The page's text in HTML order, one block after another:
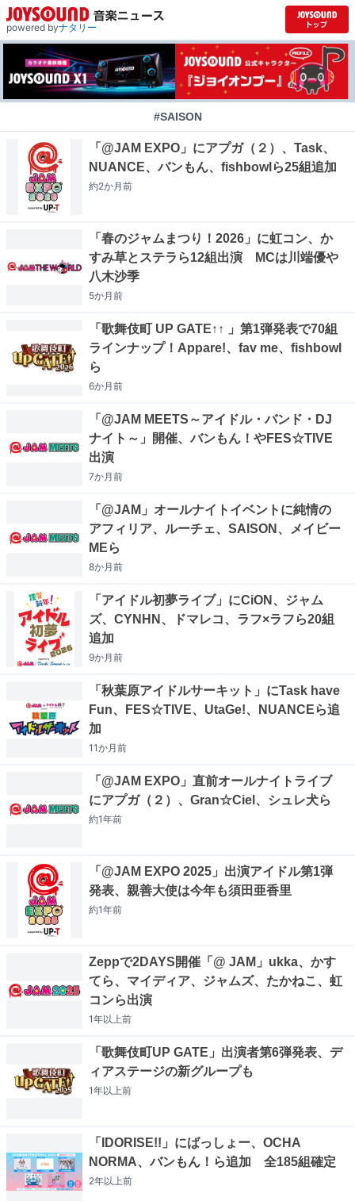
powered byナタリー
#SAISON
「@JAM EXPO」にアプガ（２）、Task、
NUANCE、バンもん、fishbowlら25組追加
約2か月前
「春のジャムまつり！2026」に虹コン、か
すみ草とステラら12組出演 MCは川端優や
八木沙季
5か月前
「歌舞伎町 UP GATE↑↑ 」第1弾発表で70組
ラインナップ！Appare!、fav me、fishbowl
ら
6か月前
「@JAM MEETS～アイドル・バンド・DJ
ナイト～」開催、バンもん！やFES☆TIVE
出演
7か月前
「@JAM」オールナイトイベントに純情の
アフィリア、ルーチェ、SAISON、メイビー
MEら
8か月前
「アイドル初夢ライブ」にCiON、ジャム
ズ、CYNHN、ドマレコ、ラフ×ラフら20組
追加
9か月前
「秋葉原アイドルサーキット」にTask have
Fun、FES☆TIVE、UtaGe!、NUANCEら追
加
11か月前
「@JAM EXPO」直前オールナイトライブ
にアプガ（２）、Gran☆Ciel、シュレ犬ら
約1年前
「@JAM EXPO 2025」出演アイドル第1弾
発表、親善大使は今年も須田亜香里
約1年前
Zeppで2DAYS開催「@ JAM」ukka、かす
てら、マイディア、ジャムズ、たかねこ、虹
コンら出演
1年以上前
「歌舞伎町UP GATE」出演者第6弾発表、デ
ィアステージの新グループも
1年以上前
「IDORISE!!」にばっしょー、OCHA
NORMA、バンもん！ら追加 全185組確定
2年以上前